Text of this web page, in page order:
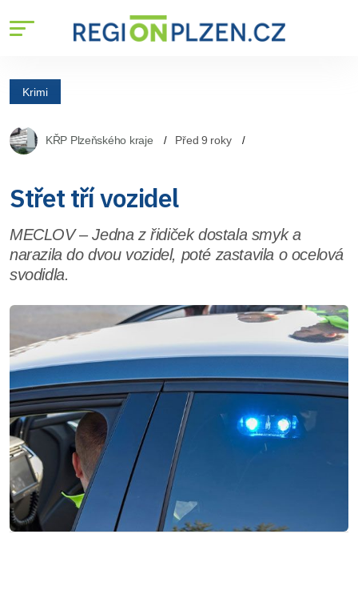
Krimi
KŘP Plzeňského kraje Před 9 roky
Střet tří vozidel
MECLOV – Jedna z řidiček dostala smyk a
narazila do dvou vozidel, poté zastavila o ocelová
svodidla.